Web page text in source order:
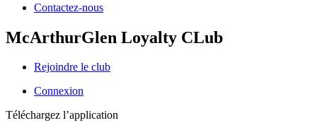
Contactez-nous
McArthurGlen Loyalty CLub
Rejoindre le club
Connexion
Téléchargez l’application